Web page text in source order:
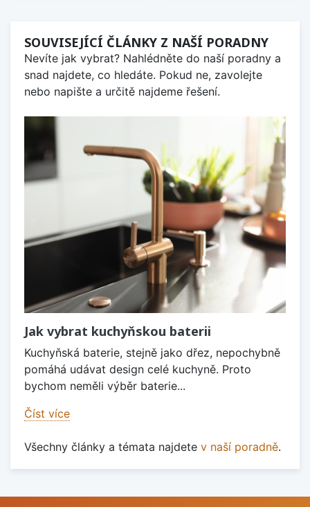
SOUVISEJÍCÍ ČLÁNKY Z NAŠÍ PORADNY
Nevíte jak vybrat? Nahlédněte do naší poradny a
snad najdete, co hledáte. Pokud ne, zavolejte
nebo napište a určitě najdeme řešení.
Jak vybrat kuchyňskou baterii
Kuchyňská baterie, stejně jako dřez, nepochybně
pomáhá udávat design celé kuchyně. Proto
bychom neměli výběr baterie...
Číst více
Všechny články a témata najdete v naší poradně.